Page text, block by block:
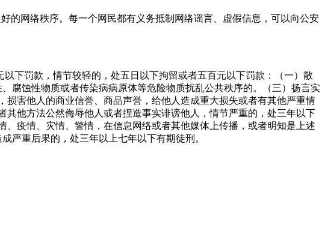
的网络秩序。每一个网民都有义务抵制网络谣言、虚假信息，可以向公安
下罚款，情节较轻的，处五日以下拘留或者五百元以下罚款：（一）散
腐蚀性物质或者传染病病原体等危险物质扰乱公共秩序的。（三）扬言实
害他人的商业信誉、商品声誉，给他人造成重大损失或者有其他严重情
他方法公然侮辱他人或者捏造事实诽谤他人，情节严重的，处三年以下
疫情、灾情、警情，在信息网络或者其他媒体上传播，或者明知是上述
严重后果的，处三年以上七年以下有期徒刑。